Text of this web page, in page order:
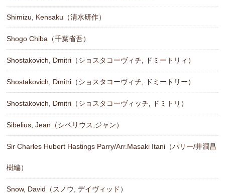
Shimizu, Kensaku（清水研作）
Shogo Chiba（千葉省吾）
Shostakovich, Dmitri（ショスタコーヴィチ, ドミートリィ）
Shostakovich, Dmitri（ショスタコーヴィチ, ドミートリー）
Shostakovich, Dmitri（ショスタコーヴィッチ, ドミトリ）
Sibelius, Jean（シベリウス,ジャン）
Sir Charles Hubert Hastings Parry/Arr.Masaki Itani（パリー/井澗昌
樹編）
Snow, David（スノウ, デイヴィッド）